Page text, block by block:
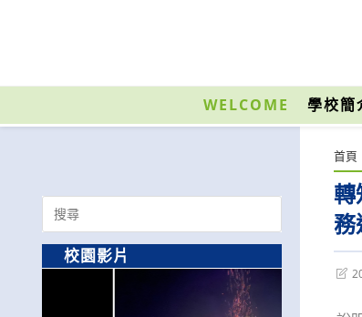
內
WELCOME 學校
務
首頁
Post
Search
for:
校園影片